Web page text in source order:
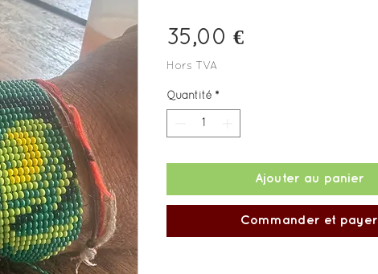
35,00 €Prix
Hors TVA
Quantité *
Ajouter au panier
Commander et payer